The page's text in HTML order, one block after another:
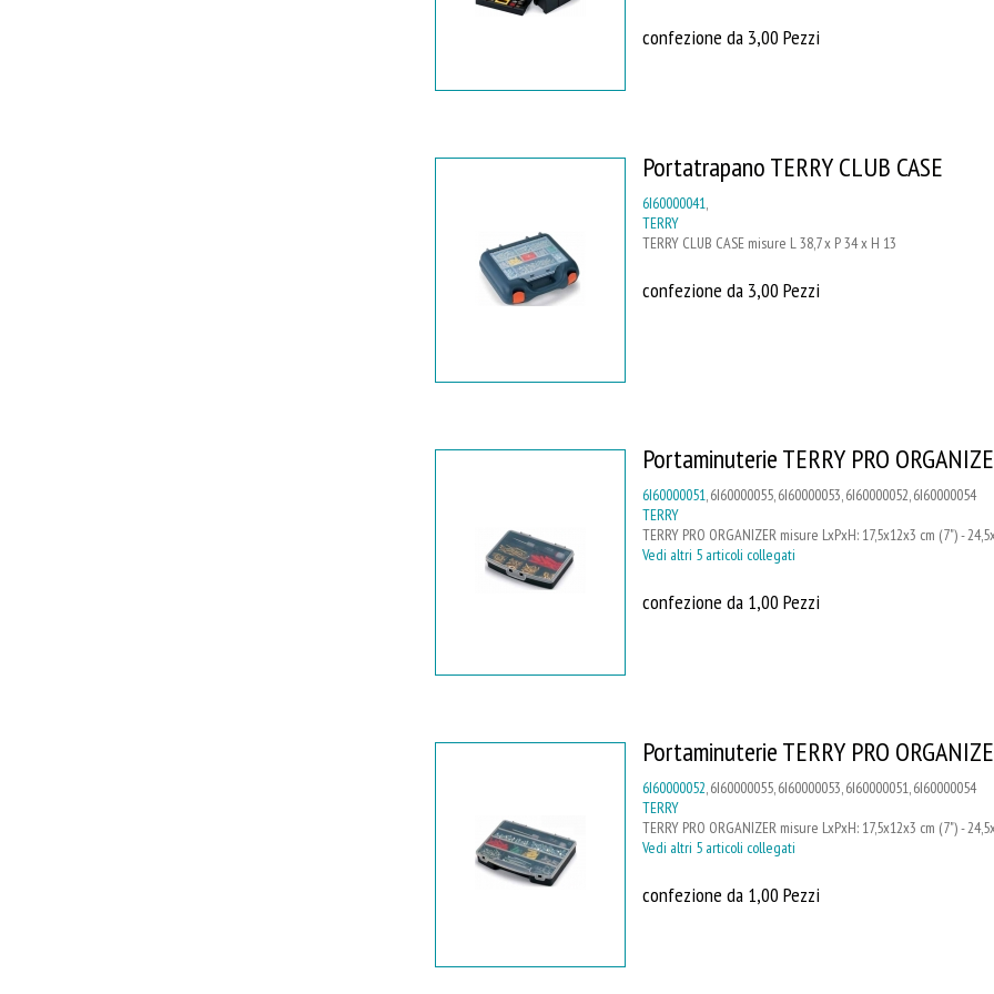
confezione da 3,00 Pezzi
Portatrapano TERRY CLUB CASE
6I60000041
TERRY
TERRY CLUB CASE misure L 38,7 x P 34 x H 13
confezione da 3,00 Pezzi
Portaminuterie TERRY PRO
6I60000051, 6I60000055, 6I60000053, 6I60000052, 6I60000054
TERRY
TERRY PRO ORGANIZER misure LxPxH: 17,5x12x3 cm (7") -
Vedi altri 5 articoli collegati
confezione da 1,00 Pezzi
Portaminuterie TERRY PRO
6I60000052 , 6I60000055, 6I60000053, 6I60000051, 6I60000054
TERRY
TERRY PRO ORGANIZER misure LxPxH: 17,5x12x3 cm (7") -
Vedi altri 5 articoli collegati
confezione da 1,00 Pezzi